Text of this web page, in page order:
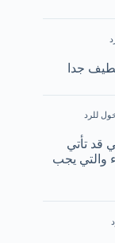
جدا
للرد
قد تأتي
والتي يجب